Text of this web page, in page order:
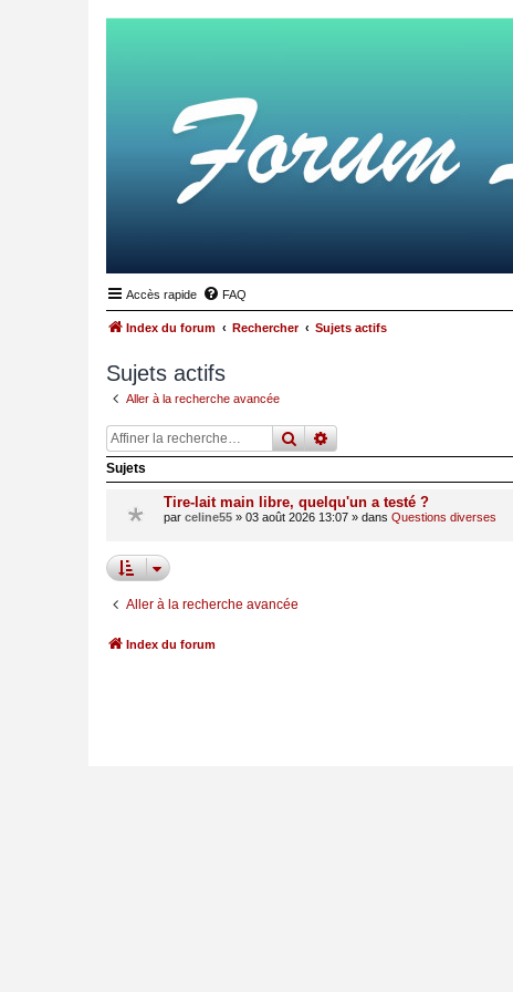
Accès rapide FAQ
Index du forum Rechercher Sujets actifs
Sujets actifs
Aller à la recherche avancée
rechercher
recherche
Sujets
Tire-lait main libre, quelqu'un a testé ?
par celine55 » 03 août 2026 13:07 » dans Questions diverses
Aller à la recherche avancée
Index du forum